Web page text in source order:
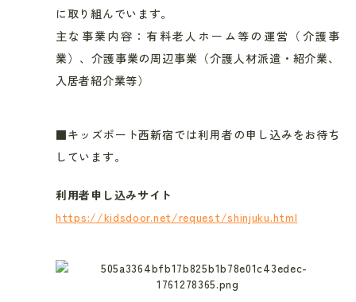
に取り組んでいます。
主な事業内容：有料老人ホーム等の運営（介護事
業）、介護事業の周辺事業（介護人材派遣・紹介業、
入居者紹介業等）
■キッズポート西新宿では利用者の申し込みをお待ち
しています。
利用者申し込みサイト
https://kidsdoor.net/request/shinjuku.html